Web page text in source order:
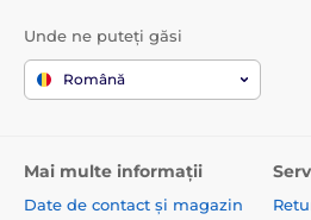
Unde ne puteți găsi
Română
Mai multe informații
Date de contact și magazin